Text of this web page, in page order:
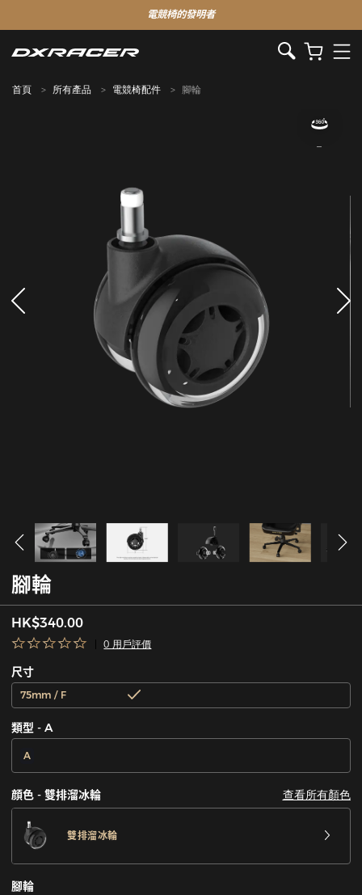
電競椅的發明者
首頁 所有產品 電競椅配件 腳輪
腳輪
HK$340.00
0 用戶評價
尺寸
75mm / F
類型 - A
A
顔色 - 雙排溜冰輪 查看所有顏色
雙排溜冰輪
腳輪